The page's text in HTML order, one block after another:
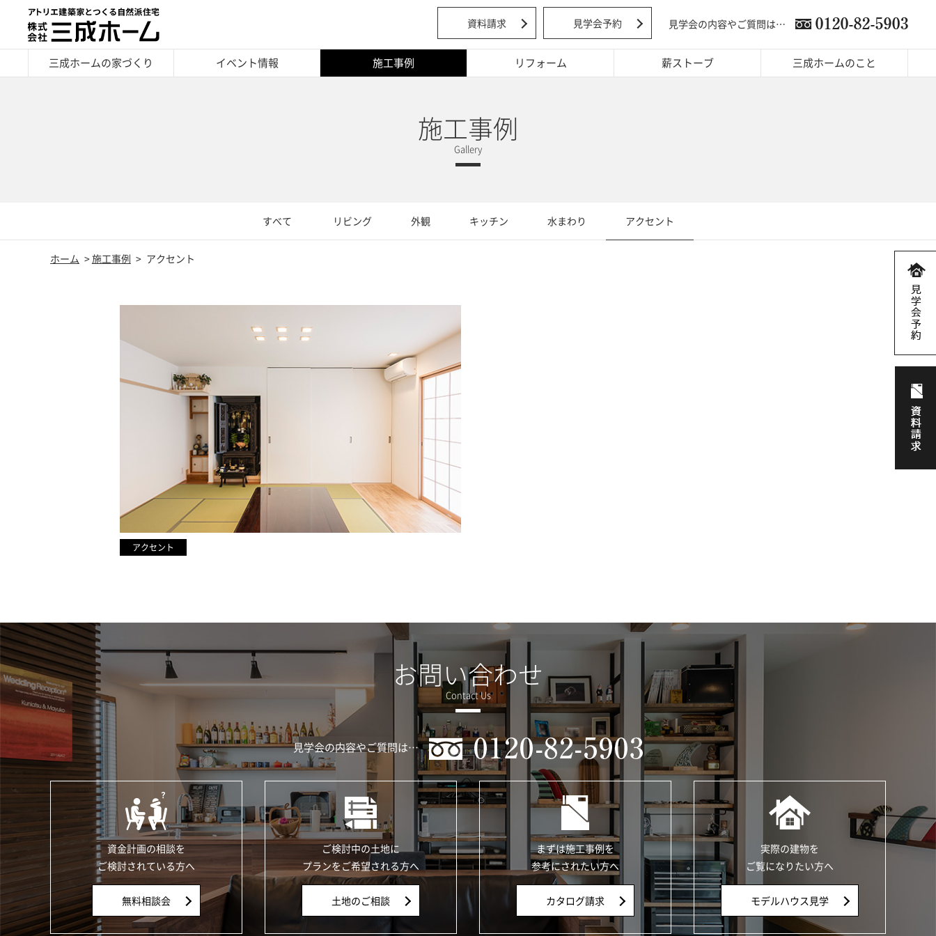
資料請求 見学会予約 見学会の内容やご質問は…
三成ホームの家づくり イベント情報 施工事例 リフォーム 薪ストーブ 三成ホームのこと
施工事例
すべて リビング 外観 キッチン 水まわり アクセント
ホーム 施工事例 アクセント
アクセント
お問い合わせ
見学会の内容やご質問は…
資金計画の相談を
ご検討されている方へ
無料相談会
ご検討中の土地に
プランをご希望される方へ
土地のご相談
まずは施工事例を
参考にされたい方へ
カタログ請求
実際の建物を
ご覧になりたい方へ
モデルハウス見学